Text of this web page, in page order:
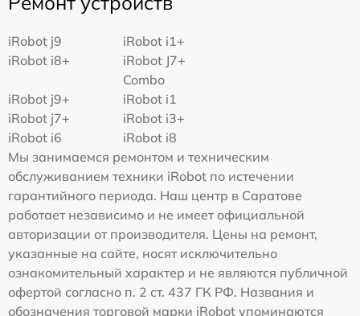
iRobot j9
iRobot i1+
iRobot i8+
iRobot J7+
Combo
iRobot j9+
iRobot i1
iRobot j7+
iRobot i3+
iRobot i6
iRobot i8
Мы занимаемся ремонтом и техническим
обслуживанием техники iRobot по истечении
гарантийного периода. Наш центр в Саратове
работает независимо и не имеет официальной
авторизации от производителя. Цены на ремонт,
указанные на сайте, носят исключительно
ознакомительный характер и не являются публичной
офертой согласно п. 2 ст. 437 ГК РФ. Названия и
обозначения торговой марки iRobot упоминаются